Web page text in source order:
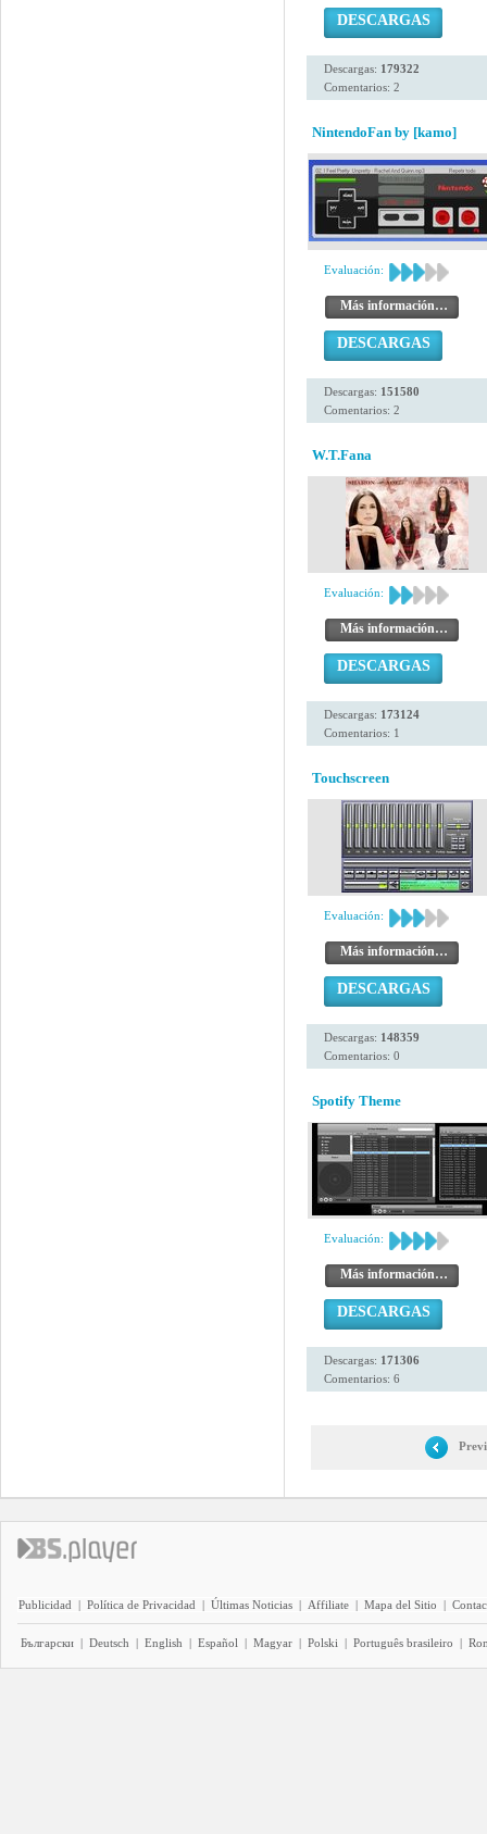
DESCARGAS
Descargas: 179322
Comentarios: 2
NintendoFan by [kamo]
Evaluación:
Más información…
DESCARGAS
Descargas: 151580
Comentarios: 2
W.T.Fana
Evaluación:
Más información…
DESCARGAS
Descargas: 173124
Comentarios: 1
Touchscreen
Evaluación:
Más información…
DESCARGAS
Descargas: 148359
Comentarios: 0
Spotify Theme
Evaluación:
Más información…
DESCARGAS
Descargas: 171306
Comentarios: 6
Publicidad | Política de Privacidad | Últimas Noticias | Affiliate | Mapa del Sitio |
Български | Deutsch | English | Español | Magyar | Polski | Português brasileiro |